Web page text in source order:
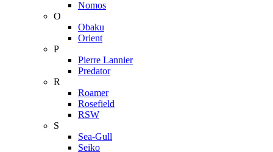
Nomos
O
Obaku
Orient
P
Pierre Lannier
Predator
R
Roamer
Rosefield
RSW
S
Sea-Gull
Seiko